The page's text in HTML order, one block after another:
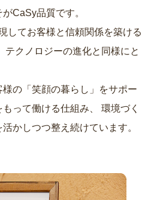
CaSy品質です。
してお客様と信頼関係を築ける
の「笑顔の暮らし」をサポー
って働ける仕組み、
かしつつ整え続けています。